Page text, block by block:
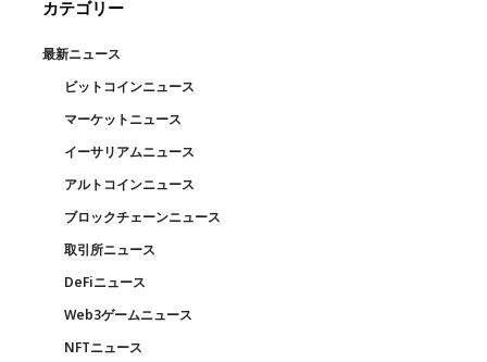
カテゴリー
最新ニュース
ビットコインニュース
マーケットニュース
イーサリアムニュース
アルトコインニュース
ブロックチェーンニュース
取引所ニュース
DeFiニュース
Web3ゲームニュース
NFTニュース